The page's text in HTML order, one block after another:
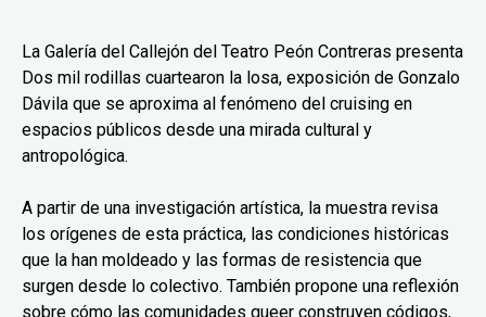
La Galería del Callejón del Teatro Peón Contreras presenta
Dos mil rodillas cuartearon la losa, exposición de Gonzalo
Dávila que se aproxima al fenómeno del cruising en
espacios públicos desde una mirada cultural y
antropológica.
A partir de una investigación artística, la muestra revisa
los orígenes de esta práctica, las condiciones históricas
que la han moldeado y las formas de resistencia que
surgen desde lo colectivo. También propone una reflexión
sobre cómo las comunidades queer construyen códigos,